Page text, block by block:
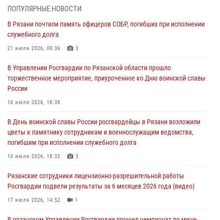
Для детей рязанских росгвардейцев в историческом музее провели
экскурсию по экспозиции, посвящённой губернской эпохе
В Управлении Росгвардии по Рязанской области состоялось
награждение военнослужащих государственными наградами
29 июля 2026, 15:49
Рязанским росгвардейцам провели лекции о Крещении Руси
28 июля 2026, 09:22 1
При силовой поддержке ОМОН житель Касимовского округа лишён
законодательства
27 июля 2026, 15:26
ПОПУЛЯРНЫЕ НОВОСТИ
В Рязани почтили память офицеров СОБР, погибших при исполнении
служебного долга
21 июля 2026, 09:36 3
В Управлении Росгвардии по Рязанской области прошло
торжественное мероприятие, приуроченное ко Дню воинской славы
России
10 июля 2026, 18:38
В День воинской славы России росгвардейцы в Рязани возложили
цветы к памятнику сотрудникам и военнослужащим ведомства,
погибшим при исполнении служебного долга
10 июля 2026, 18:32 3
Рязанские сотрудники лицензионно-разрешительной работы
Росгвардии подвели результаты за 6 месяцев 2026 года (видео)
17 июля 2026, 14:52 1